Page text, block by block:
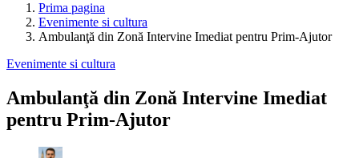
Prima pagina
Evenimente si cultura
Ambulanţă din Zonă Intervine Imediat pentru Prim-Ajutor
Evenimente si cultura
Ambulanţă din Zonă Intervine Imediat
pentru Prim-Ajutor